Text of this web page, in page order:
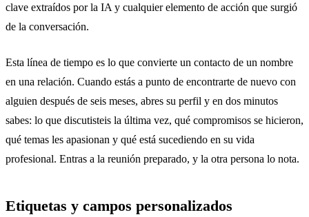
clave extraídos por la IA y cualquier elemento de acción que surgió
de la conversación.
Esta línea de tiempo es lo que convierte un contacto de un nombre
en una relación. Cuando estás a punto de encontrarte de nuevo con
alguien después de seis meses, abres su perfil y en dos minutos
sabes: lo que discutisteis la última vez, qué compromisos se hicieron,
qué temas les apasionan y qué está sucediendo en su vida
profesional. Entras a la reunión preparado, y la otra persona lo nota.
Etiquetas y campos personalizados